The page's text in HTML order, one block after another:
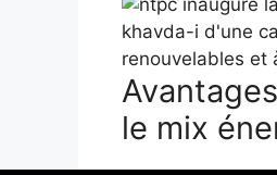
le mix